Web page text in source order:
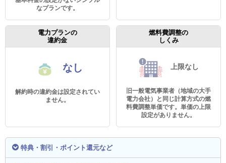
なプランです。
電力プランの
違約金
なし
解約時の違約金は設定されてい
ません。
燃料費調整の
しくみ
上限なし
旧一般電気事業者（地域の大手
電力会社）と同じ計算方式の燃
料費調整単価です。単価の上限
設定がありません。
特典・割引・ポイント還元など